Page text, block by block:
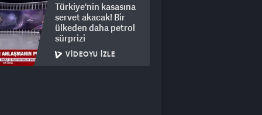
Türkiye'nin kasasına
servet akacak! Bir
ülkeden daha petrol
sürprizi
VIDEOYU İZLE